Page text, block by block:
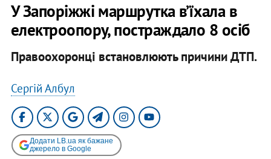
У Запоріжжі маршрутка в’їхала в
електроопору, постраждало 8 осіб
Правоохоронці встановлюють причини ДТП.
Сергій Албул
Додати LB.ua як бажане
джерело в Google